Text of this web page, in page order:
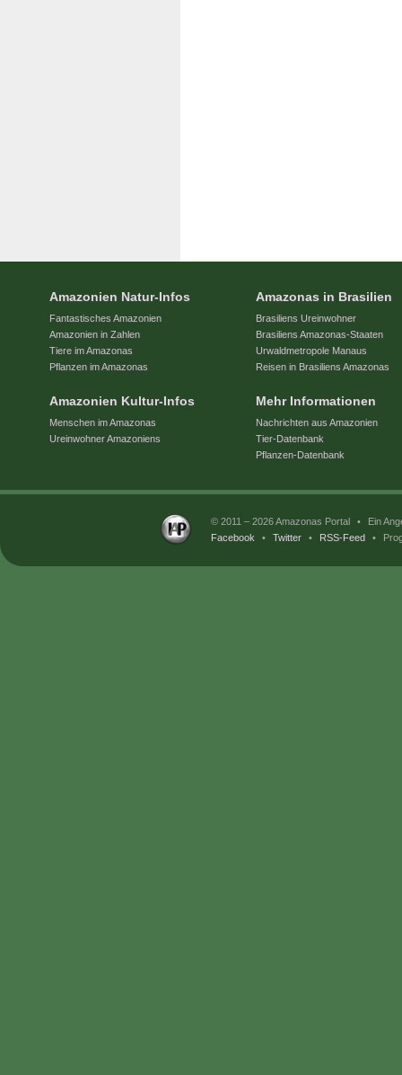
Amazonien Natur-Infos
Fantastisches Amazonien
Amazonien in Zahlen
Tiere im Amazonas
Pflanzen im Amazonas
Amazonien Kultur-Infos
Menschen im Amazonas
Ureinwohner Amazoniens
Amazonas in Brasilien
Brasiliens Ureinwohner
Brasiliens Amazonas-Staaten
Urwaldmetropole Manaus
Reisen in Brasiliens Amazonas
Mehr Informationen
Nachrichten aus Amazonien
Tier-Datenbank
Pflanzen-Datenbank
© 2011 – 2026 Amazonas Portal •
Ein
Facebook
• Twitter • RSS-Feed •